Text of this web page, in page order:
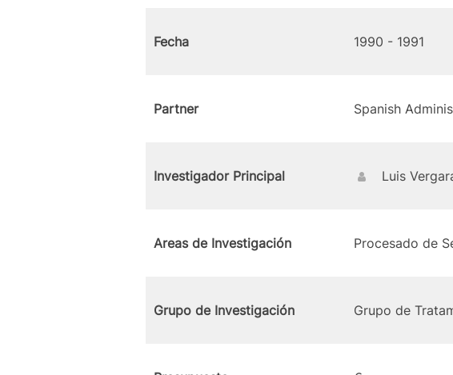
Fecha 1990 - 1991
Partner Spanish
Investigador Principal Luis
Areas de Investigación Procesado de
Grupo de Investigación Grupo de